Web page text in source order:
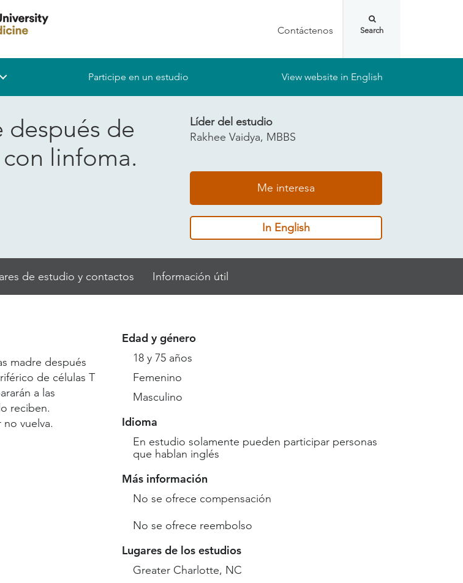
Contáctenos
Participe en un estudio View website in English
después de
linfoma.
Líder del estudio
Rakhee Vaidya, MBBS
Me interesa
In English
de estudio y contactos Información útil
madre después
de células T
a las
reciben.
vuelva.
Edad y género
18 y 75 años
Femenino
Masculino
Idioma
En estudio solamente pueden participar personas
que hablan inglés
Más información
No se ofrece compensación
No se ofrece reembolso
Lugares de los estudios
Greater Charlotte, NC